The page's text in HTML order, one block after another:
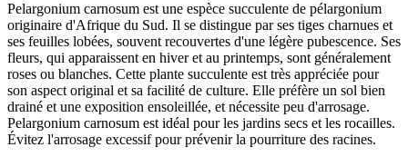
Pelargonium carnosum est une espèce succulente de pélargonium
originaire d'Afrique du Sud. Il se distingue par ses tiges charnues et
ses feuilles lobées, souvent recouvertes d'une légère pubescence. Ses
fleurs, qui apparaissent en hiver et au printemps, sont généralement
roses ou blanches. Cette plante succulente est très appréciée pour
son aspect original et sa facilité de culture. Elle préfère un sol bien
drainé et une exposition ensoleillée, et nécessite peu d'arrosage.
Pelargonium carnosum est idéal pour les jardins secs et les rocailles.
Évitez l'arrosage excessif pour prévenir la pourriture des racines.